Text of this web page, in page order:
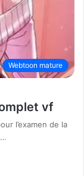
Webtoon mature
vf
l’examen de la